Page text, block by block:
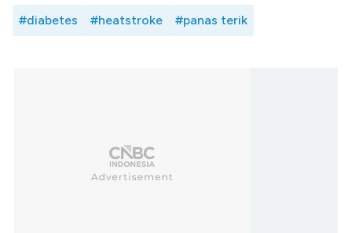
#diabetes #heatstroke #panas terik